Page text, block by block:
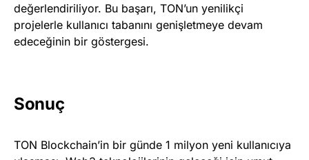
değerlendiriliyor. Bu başarı, TON’un yenilikçi
projelerle kullanıcı tabanını genişletmeye devam
edeceğinin bir göstergesi.
Sonuç
TON Blockchain’in bir günde 1 milyon yeni kullanıcıya